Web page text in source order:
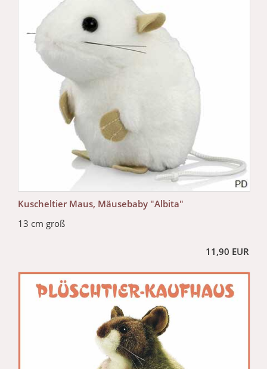
Kuscheltier Maus, Mäusebaby "Albita"
13 cm groß
11,90 EUR